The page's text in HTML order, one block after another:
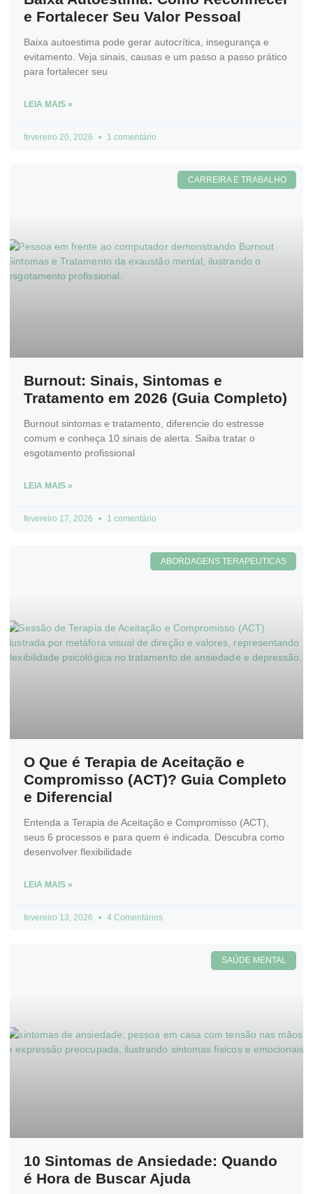
e Fortalecer Seu Valor Pessoal
Baixa autoestima pode gerar autocrítica, insegurança e
evitamento. Veja sinais, causas e um passo a passo prático
para fortalecer seu
LEIA MAIS »
fevereiro 20, 2026 1 comentário
CARREIRA E TRABALHO
Burnout: Sinais, Sintomas e
Tratamento em 2026 (Guia Completo)
Burnout sintomas e tratamento, diferencie do estresse
comum e conheça 10 sinais de alerta. Saiba tratar o
esgotamento profissional
LEIA MAIS »
fevereiro 17, 2026 1 comentário
ABORDAGENS TERAPEUTICAS
O Que é Terapia de Aceitação e
Compromisso (ACT)? Guia Completo
e Diferencial
Entenda a Terapia de Aceitação e Compromisso (ACT),
seus 6 processos e para quem é indicada. Descubra como
desenvolver flexibilidade
LEIA MAIS »
fevereiro 13, 2026 4 Comentários
SAÚDE MENTAL
10 Sintomas de Ansiedade: Quando
é Hora de Buscar Ajuda